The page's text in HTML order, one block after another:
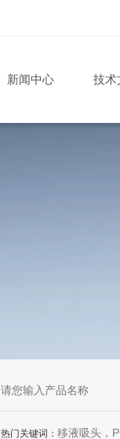
新闻中心 技术
热门关键词： 移液吸头，